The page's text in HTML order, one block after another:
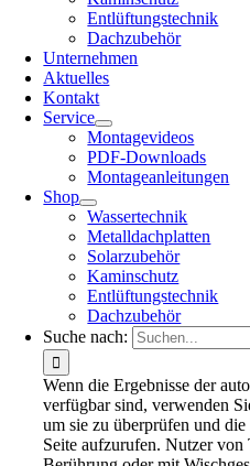
Entlüftungstechnik
Dachzubehör
Unternehmen
Aktuelles
Kontakt
Service
Montagevideos
PDF-Downloads
Montageanleitungen
Shop
Wassertechnik
Metalldachplatten
Solarzubehör
Kaminschutz
Entlüftungstechnik
Dachzubehör
Suche nach:
Wenn die Ergebnisse der
verfügbar sind, verwenden
um sie zu überprüfen und
Seite aufzurufen. Nutzer